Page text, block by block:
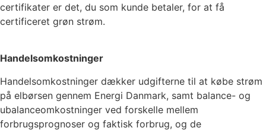
certifikater er det, du som kunde betaler, for at få
certificeret grøn strøm.
Handelsomkostninger
Handelsomkostninger dækker udgifterne til at købe strøm
på elbørsen gennem Energi Danmark, samt balance- og
ubalanceomkostninger ved forskelle mellem
forbrugsprognoser og faktisk forbrug, og de